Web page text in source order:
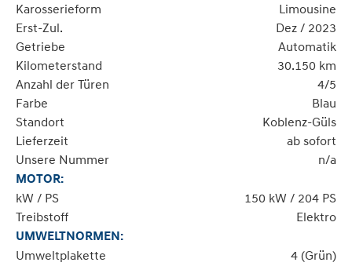
Karosserieform
Limousine
Erst-Zul.
Dez / 2023
Getriebe
Automatik
Kilometerstand
30.150 km
Anzahl der Türen
4/5
Farbe
Blau
Standort
Koblenz-Güls
Lieferzeit
ab sofort
Unsere Nummer
n/a
MOTOR:
kW / PS
150 kW / 204 PS
Treibstoff
Elektro
UMWELTNORMEN:
Umweltplakette
4 (Grün)